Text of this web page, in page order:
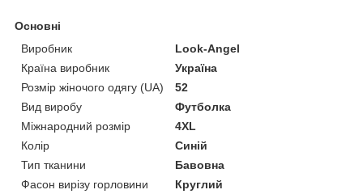
Основні
Виробник
Look-Angel
Країна виробник
Україна
Розмір жіночого одягу (UA)
52
Вид виробу
Футболка
Міжнародний розмір
4XL
Колір
Синій
Тип тканини
Бавовна
Фасон вирізу горловини
Круглий